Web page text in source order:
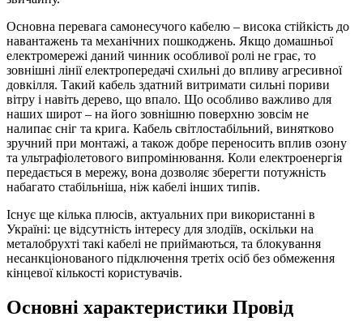
Основна перевага самонесучого кабелю – висока стійкість до
навантажень та механічних пошкоджень. Якщо домашньої
електромережі даний чинник особливої ролі не грає, то
зовнішні лінії електропередачі схильні до впливу агресивної
довкілля. Такий кабель здатний витримати сильні пориви
вітру і навіть дерево, що впало. Що особливо важливо для
наших широт – на його зовнішню поверхню зовсім не
налипає сніг та крига. Кабель світлостабільний, винятково
зручний при монтажі, а також добре переносить вплив озону
та ультрафіолетового випромінювання. Коли електроенергія
передається в мережу, вона дозволяє зберегти потужність
набагато стабільніша, ніж кабелі інших типів.
Існує ще кілька плюсів, актуальних при використанні в
Україні: це відсутність інтересу для злодіїв, оскільки на
металобрухті такі кабелі не приймаються, та блокування
несанкціонованого підключення третіх осіб без обмеження
кінцевої кількості користувачів.
Основні характеристики Провід